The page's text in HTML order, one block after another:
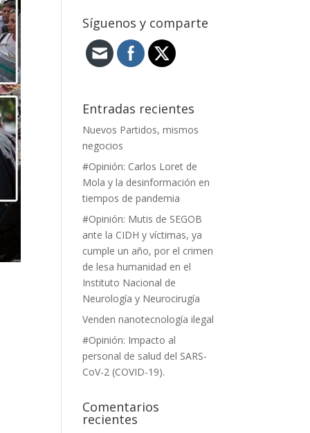
Síguenos y comparte
Entradas recientes
Nuevos Partidos, mismos
negocios
#Opinión: Carlos Loret de
Mola y la desinformación en
tiempos de pandemia
#Opinión: Mutis de SEGOB
ante la CIDH y víctimas, ya
cumple un año, por el crimen
de lesa humanidad en el
Instituto Nacional de
Neurología y Neurocirugía
Venden nanotecnología ilegal
#Opinión: Impacto al
personal de salud del SARS-
CoV-2 (COVID-19).
Comentarios
recientes